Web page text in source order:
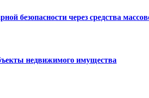
безопасности через средства
недвижимого имущества